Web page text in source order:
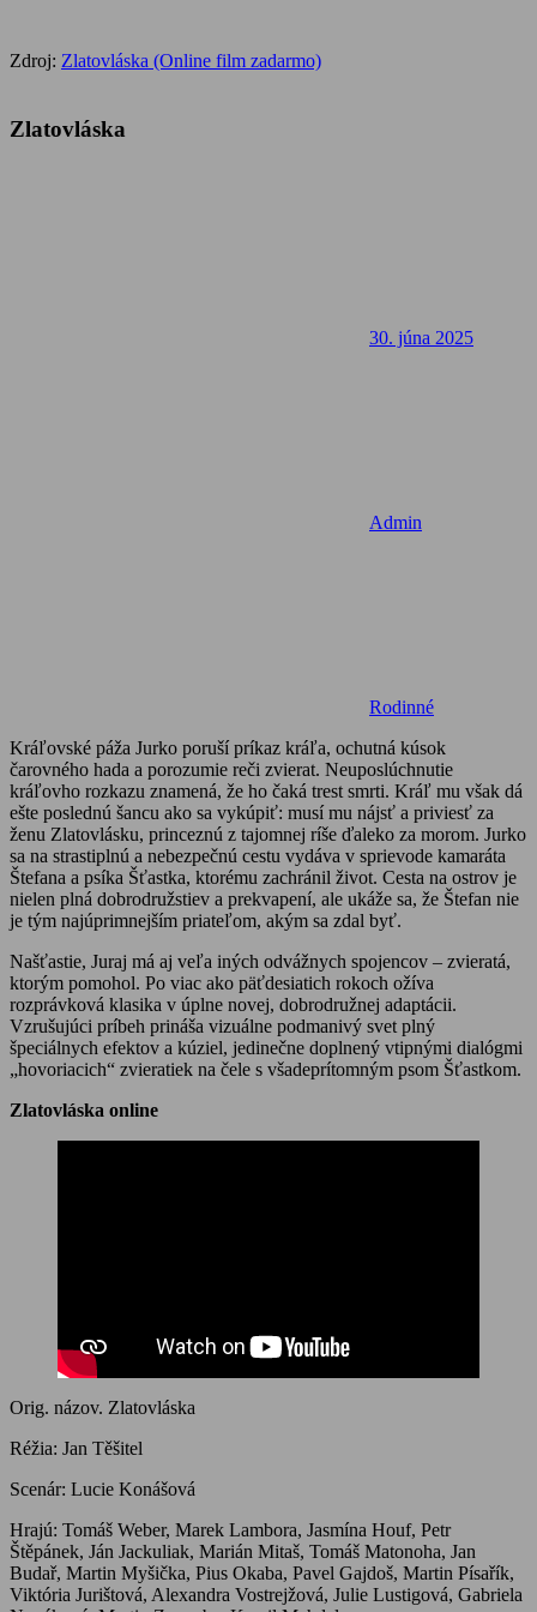
Zdroj: Zlatovláska (Online film zadarmo)
Zlatovláska
30. júna 2025
Admin
Rodinné
Kráľovské páža Jurko poruší príkaz kráľa, ochutná kúsok
čarovného hada a porozumie reči zvierat. Neuposlúchnutie
kráľovho rozkazu znamená, že ho čaká trest smrti. Kráľ mu však dá
ešte poslednú šancu ako sa vykúpiť: musí mu nájsť a priviesť za
ženu Zlatovlásku, princeznú z tajomnej ríše ďaleko za morom. Jurko
sa na strastiplnú a nebezpečnú cestu vydáva v sprievode kamaráta
Štefana a psíka Šťastka, ktorému zachránil život. Cesta na ostrov je
nielen plná dobrodružstiev a prekvapení, ale ukáže sa, že Štefan nie
je tým najúprimnejším priateľom, akým sa zdal byť.
Našťastie, Juraj má aj veľa iných odvážnych spojencov – zvieratá,
ktorým pomohol. Po viac ako päťdesiatich rokoch ožíva
rozprávková klasika v úplne novej, dobrodružnej adaptácii.
Vzrušujúci príbeh prináša vizuálne podmanivý svet plný
špeciálnych efektov a kúziel, jedinečne doplnený vtipnými dialógmi
„hovoriacich“ zvieratiek na čele s všadeprítomným psom Šťastkom.
Zlatovláska online
Orig. názov. Zlatovláska
Réžia: Jan Těšitel
Scenár: Lucie Konášová
Hrajú: Tomáš Weber, Marek Lambora, Jasmína Houf, Petr
Štěpánek, Ján Jackuliak, Marián Mitaš, Tomáš Matonoha, Jan
Budař, Martin Myšička, Pius Okaba, Pavel Gajdoš, Martin Písařík,
Viktória Jurištová, Alexandra Vostrejžová, Julie Lustigová, Gabriela